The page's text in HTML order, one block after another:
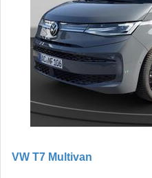
VW T7 Multivan